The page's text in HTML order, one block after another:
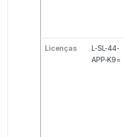
Licenças
L-SL-44-
APP-K9=